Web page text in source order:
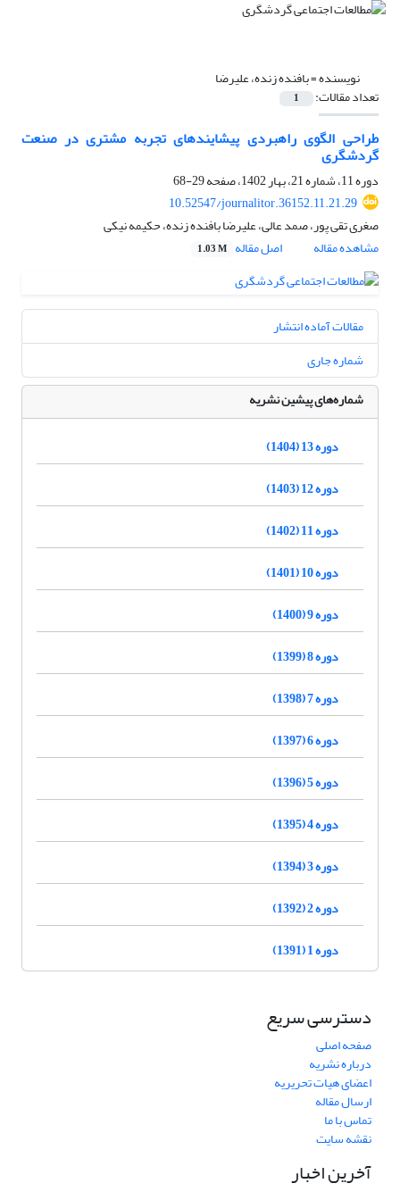
نویسنده =بافنده زنده، علیرضا
تعداد مقالات: 1
طراحی الگوی راهبردی پیشایندهای تجربه مشتری در صنعت
گردشگری
دوره 11، شماره 21، بهار 1402، صفحه
29-68
10.52547/journalitor.36152.11.21.29
صغری تقی پور، صمد عالی، علیرضا بافنده زنده، حکیمه نیکی
مشاهده مقاله
اصل مقاله 1.03 M
مقالات آماده انتشار
شماره جاری
شماره‌های پیشین نشریه
دوره 13 (1404)
دوره 12 (1403)
دوره 11 (1402)
دوره 10 (1401)
دوره 9 (1400)
دوره 8 (1399)
دوره 7 (1398)
دوره 6 (1397)
دوره 5 (1396)
دوره 4 (1395)
دوره 3 (1394)
دوره 2 (1392)
دوره 1 (1391)
دسترسی سریع
صفحه اصلی
درباره نشریه
اعضای هیات تحریریه
ارسال مقاله
تماس با ما
نقشه سایت
آخرین اخبار